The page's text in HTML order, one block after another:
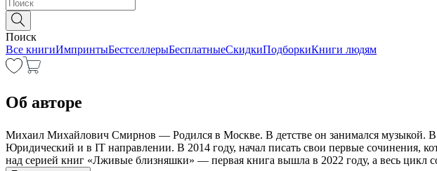
Поиск
Все книгиИмпринтыБестселлерыБесплатныеСкидкиПодборкиКниги людям
Об авторе
Михаил Михайлович Смирнов — Родился в Москве. В детстве он занимался музыкой.
Юридический и в IT направлении. В 2014 году, начал писать свои первые сочинения,
над серией книг «Лживые близняшки» — первая книга вышла в 2022 году, а весь цикл